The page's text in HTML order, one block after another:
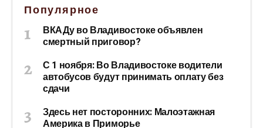
Популярное
ВКАДу во Владивостоке объявлен
смертный приговор?
С 1 ноября: Во Владивостоке водители
автобусов будут принимать оплату без
сдачи
Здесь нет посторонних: Малоэтажная
Америка в Приморье